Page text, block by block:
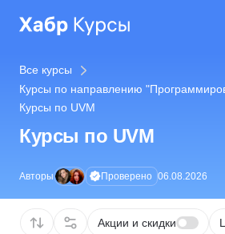
Все курсы
Курсы по направлению
Курсы по UVM
Курсы по UVM
Авторы Проверено 06.08.2026
Акции и скидки